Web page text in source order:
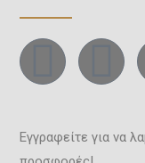
Εγγραφείτε για να